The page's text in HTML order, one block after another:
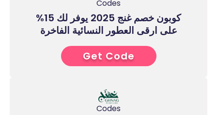
Codes
كوبون خصم غنج 2025 يوفر لك 15%
على ارقى العطور النسائية الفاخرة
2****
Get Code
Codes